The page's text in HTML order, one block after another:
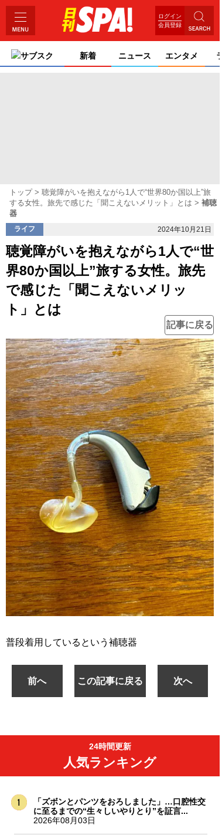
ログイン
会員登録
サブスク 新着 ニュース エンタメ
トップ
聴覚障がいを抱えながら1人で“世界80か国以上”旅
する女性。旅先で感じた「聞こえないメリット」とは
補聴
器
ライフ 2024年10月21日
聴覚障がいを抱えながら1人で“世
界80か国以上”旅する女性。旅先
で感じた「聞こえないメリッ
ト」とは
記事に戻る
普段着用しているという補聴器
前へ この記事に戻る 次へ
24時間更新
人気ランキング
「ズボンとパンツをおろしました」…口腔性交
に至るまでの“生々しいやりとり”を証言...
2026年08月03日